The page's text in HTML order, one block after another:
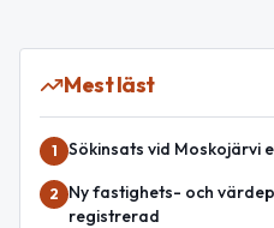
Mest läst
1 Sökinsats vid Moskojärvi
2
Ny fastighets- och
registrerad